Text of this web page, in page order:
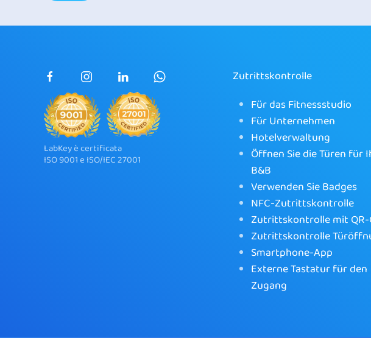
LabKey è certificata
ISO 9001 e ISO/IEC 27001
Zutrittskontrolle
Für das Fitnessstudio
Für Unternehmen
Hotelverwaltung
Öffnen Sie die Türen für
B&B
Verwenden Sie Badges
NFC-Zutrittskontrolle
Zutrittskontrolle mit QR-
Zutrittskontrolle
Smartphone-App
Externe Tastatur für den
Zugang